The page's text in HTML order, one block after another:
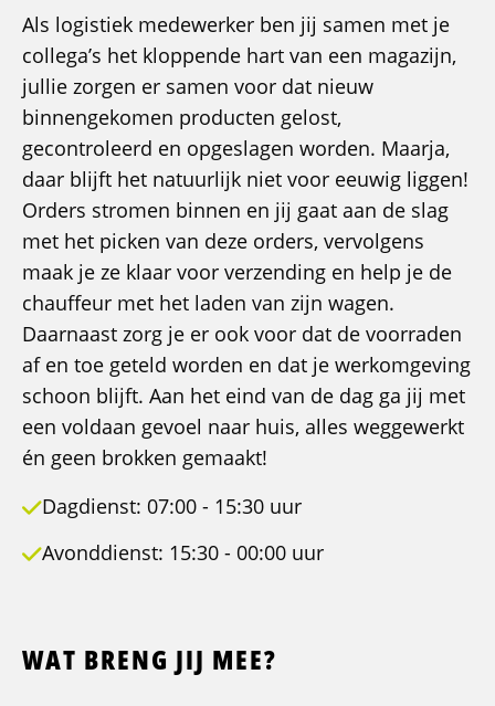
Als logistiek medewerker ben jij samen met je
collega’s het kloppende hart van een magazijn,
jullie zorgen er samen voor dat nieuw
binnengekomen producten gelost,
gecontroleerd en opgeslagen worden. Maarja,
daar blijft het natuurlijk niet voor eeuwig liggen!
Orders stromen binnen en jij gaat aan de slag
met het picken van deze orders, vervolgens
maak je ze klaar voor verzending en help je de
chauffeur met het laden van zijn wagen.
Daarnaast zorg je er ook voor dat de voorraden
af en toe geteld worden en dat je werkomgeving
schoon blijft. Aan het eind van de dag ga jij met
een voldaan gevoel naar huis, alles weggewerkt
én geen brokken gemaakt!
Dagdienst: 07:00 - 15:30 uur
Avonddienst: 15:30 - 00:00 uur
WAT BRENG JIJ MEE?